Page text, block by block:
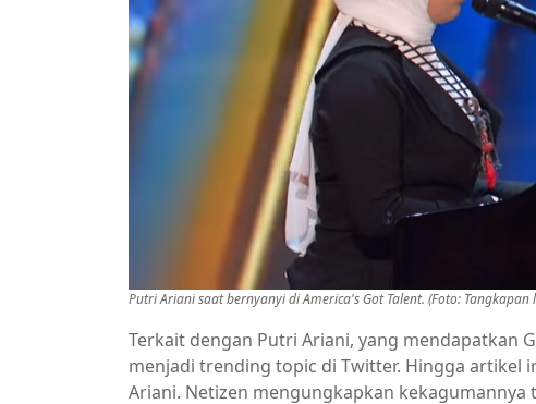
Putri Ariani saat bernyanyi di America's Got Talent. (Foto: Tangkapan
Terkait dengan Putri Ariani, yang mendapatkan
menjadi trending topic di Twitter. Hingga
Ariani. Netizen mengungkapkan kekagumannya